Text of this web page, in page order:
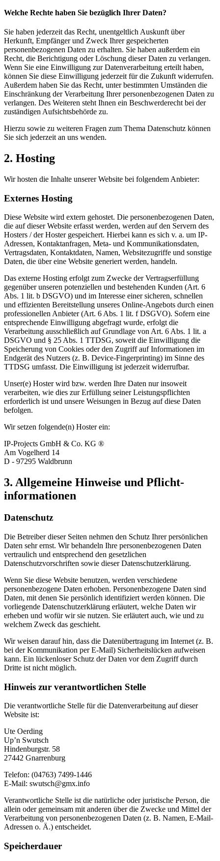
Welche Rechte haben Sie bezüglich Ihrer Daten?
Sie haben jederzeit das Recht, unentgeltlich Auskunft über
Herkunft, Empfänger und Zweck Ihrer gespeicherten
personenbezogenen Daten zu erhalten. Sie haben außerdem ein
Recht, die Berichtigung oder Löschung dieser Daten zu verlangen.
Wenn Sie eine Einwilligung zur Datenverarbeitung erteilt haben,
können Sie diese Einwilligung jederzeit für die Zukunft widerrufen.
Außerdem haben Sie das Recht, unter bestimmten Umständen die
Einschränkung der Verarbeitung Ihrer personenbezogenen Daten zu
verlangen. Des Weiteren steht Ihnen ein Beschwerderecht bei der
zuständigen Aufsichtsbehörde zu.
Hierzu sowie zu weiteren Fragen zum Thema Datenschutz können
Sie sich jederzeit an uns wenden.
2. Hosting
Wir hosten die Inhalte unserer Website bei folgendem Anbieter:
Externes Hosting
Diese Website wird extern gehostet. Die personenbezogenen Daten,
die auf dieser Website erfasst werden, werden auf den Servern des
Hosters / der Hoster gespeichert. Hierbei kann es sich v. a. um IP-
Adressen, Kontaktanfragen, Meta- und Kommunikationsdaten,
Vertragsdaten, Kontaktdaten, Namen, Websitezugriffe und sonstige
Daten, die über eine Website generiert werden, handeln.
Das externe Hosting erfolgt zum Zwecke der Vertragserfüllung
gegenüber unseren potenziellen und bestehenden Kunden (Art. 6
Abs. 1 lit. b DSGVO) und im Interesse einer sicheren, schnellen
und effizienten Bereitstellung unseres Online-Angebots durch einen
professionellen Anbieter (Art. 6 Abs. 1 lit. f DSGVO). Sofern eine
entsprechende Einwilligung abgefragt wurde, erfolgt die
Verarbeitung ausschließlich auf Grundlage von Art. 6 Abs. 1 lit. a
DSGVO und § 25 Abs. 1 TTDSG, soweit die Einwilligung die
Speicherung von Cookies oder den Zugriff auf Informationen im
Endgerät des Nutzers (z. B. Device-Fingerprinting) im Sinne des
TTDSG umfasst. Die Einwilligung ist jederzeit widerrufbar.
Unser(e) Hoster wird bzw. werden Ihre Daten nur insoweit
verarbeiten, wie dies zur Erfüllung seiner Leistungspflichten
erforderlich ist und unsere Weisungen in Bezug auf diese Daten
befolgen.
Wir setzen folgende(n) Hoster ein:
IP-Projects GmbH & Co. KG ®
Am Vogelherd 14
D - 97295 Waldbrunn
3. Allgemeine Hinweise und Pflicht­
informationen
Datenschutz
Die Betreiber dieser Seiten nehmen den Schutz Ihrer persönlichen
Daten sehr ernst. Wir behandeln Ihre personenbezogenen Daten
vertraulich und entsprechend den gesetzlichen
Datenschutzvorschriften sowie dieser Datenschutzerklärung.
Wenn Sie diese Website benutzen, werden verschiedene
personenbezogene Daten erhoben. Personenbezogene Daten sind
Daten, mit denen Sie persönlich identifiziert werden können. Die
vorliegende Datenschutzerklärung erläutert, welche Daten wir
erheben und wofür wir sie nutzen. Sie erläutert auch, wie und zu
welchem Zweck das geschieht.
Wir weisen darauf hin, dass die Datenübertragung im Internet (z. B.
bei der Kommunikation per E-Mail) Sicherheitslücken aufweisen
kann. Ein lückenloser Schutz der Daten vor dem Zugriff durch
Dritte ist nicht möglich.
Hinweis zur verantwortlichen Stelle
Die verantwortliche Stelle für die Datenverarbeitung auf dieser
Website ist:
Ute Oerding
Up’n Swutsch
Hindenburgstr. 58
27442 Gnarrenburg
Telefon: (04763) 7499-1446
E-Mail: swutsch@gmx.info
Verantwortliche Stelle ist die natürliche oder juristische Person, die
allein oder gemeinsam mit anderen über die Zwecke und Mittel der
Verarbeitung von personenbezogenen Daten (z. B. Namen, E-Mail-
Adressen o. Ä.) entscheidet.
Speicherdauer